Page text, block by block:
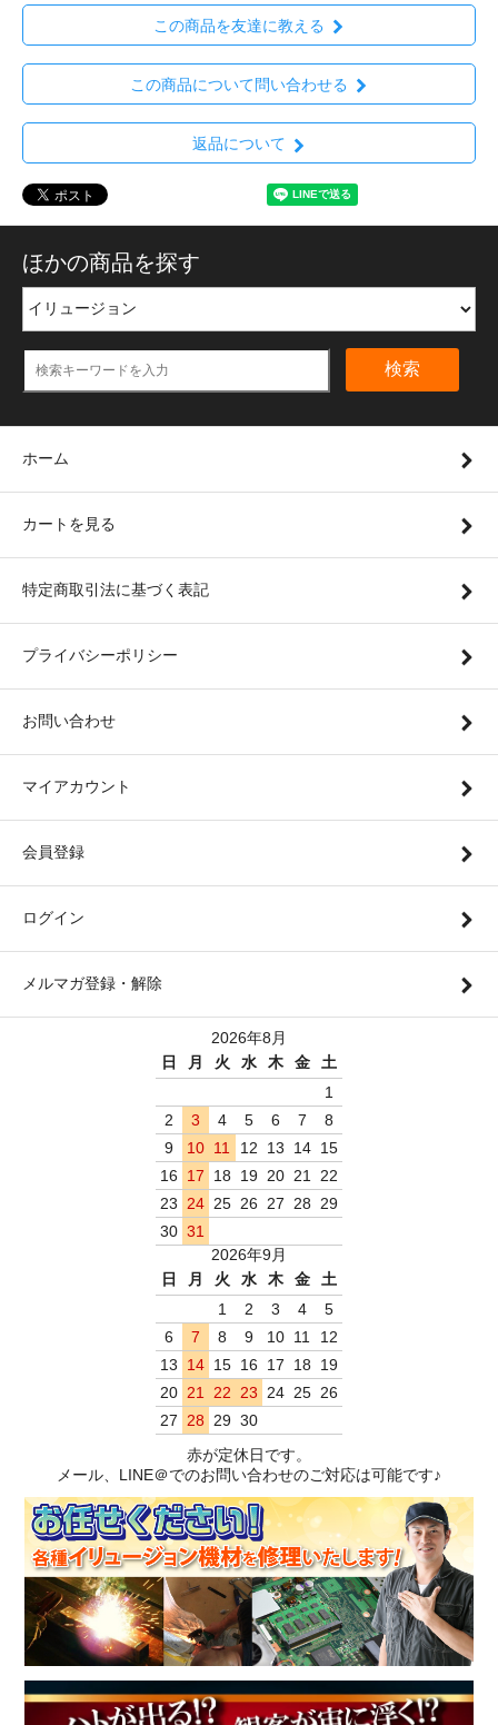
この商品を友達に教える
この商品について問い合わせる
返品について
ほかの商品を探す
検索
ホーム
カートを見る
特定商取引法に基づく表記
プライバシーポリシー
お問い合わせ
マイアカウント
会員登録
ログイン
メルマガ登録・解除
2026年8月
日
月 火 水 木 金
土
1
2
3 4 5 6 7
8
9
10 11 12 13 14 15
16
17 18 19 20 21 22
23 24 25 26 27 28 29
30 31
2026年9月
日
月 火 水 木 金
土
1
2 3 4
5
6
7 8 9 10 11
12
13
14 15 16 17 18
19
20 21 22 23 24 25 26
27 28 29 30
赤が定休日です。
メール、LINE＠でのお問い合わせのご対応は可能です♪